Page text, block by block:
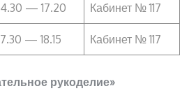
— 17.20 Кабинет № 117
— 18.15 Кабинет № 117
рукоделие»